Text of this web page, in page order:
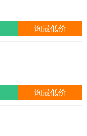
询最低价
询最低价